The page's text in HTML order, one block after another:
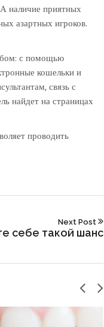
наличие приятных
азартных игроков.
с помощью
кошельки и
связь с
найдет на страницах
проводить
Next Post
себе такой шанс